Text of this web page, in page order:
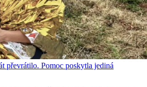
převrátilo. Pomoc poskytla jediná